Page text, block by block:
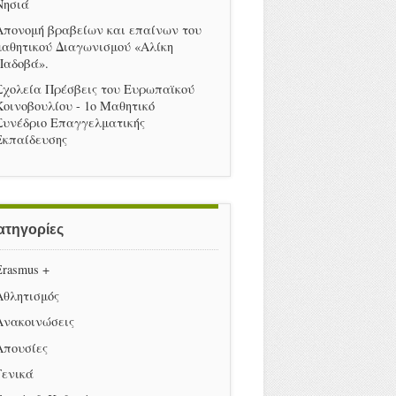
βραβείων και επαίνων του
Διαγωνισμού «Αλίκη
Πρέσβεις του Ευρωπαϊκού
- 1ο Μαθητικό
Επαγγελματικής
+